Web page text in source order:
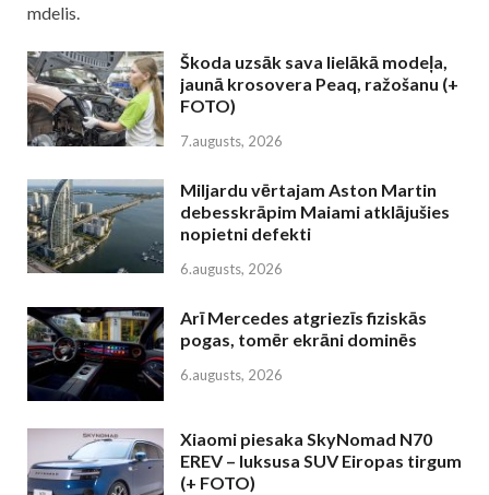
mdelis.
Škoda uzsāk sava lielākā modeļa,
jaunā krosovera Peaq, ražošanu (+
FOTO)
7.augusts, 2026
Miljardu vērtajam Aston Martin
debesskrāpim Maiami atklājušies
nopietni defekti
6.augusts, 2026
Arī Mercedes atgriezīs fiziskās
pogas, tomēr ekrāni dominēs
6.augusts, 2026
Xiaomi piesaka SkyNomad N70
EREV – luksusa SUV Eiropas tirgum
(+ FOTO)